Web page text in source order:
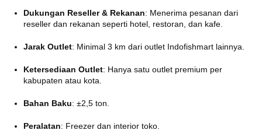
Dukungan Reseller & Rekanan: Menerima pesanan dari
reseller dan rekanan seperti hotel, restoran, dan kafe.
Jarak Outlet: Minimal 3 km dari outlet Indofishmart lainnya.
Ketersediaan Outlet: Hanya satu outlet premium per
kabupaten atau kota.
Bahan Baku: ±2,5 ton.
Peralatan: Freezer dan interior toko.